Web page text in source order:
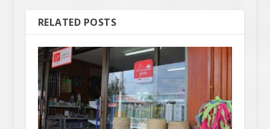
RELATED POSTS